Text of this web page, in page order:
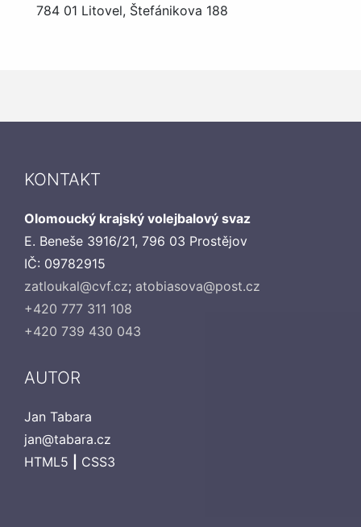
784 01 Litovel, Štefánikova 188
AUTOR
Jan Tabara
jan@tabara.cz
HTML5
CSS3
KONTAKT
Olomoucký krajský volejbalový svaz
E. Beneše 3916/21, 796 03 Prostějov
IČ: 09782915
zatloukal@cvf.cz; atobiasova@post.cz
+420 777 311 108
+420 739 430 043